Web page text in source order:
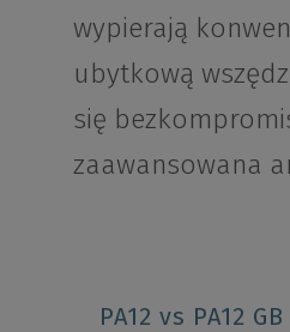
wypierają
ubytkową
się
zaawansowana
PA12 vs PA12